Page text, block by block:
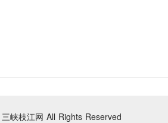
三峡枝江网 All Rights Reserved